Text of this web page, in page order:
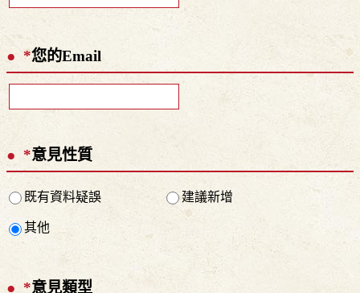
*您的Email
*意見性質
既有資料疑誤 建議新增
其他
*意見類型